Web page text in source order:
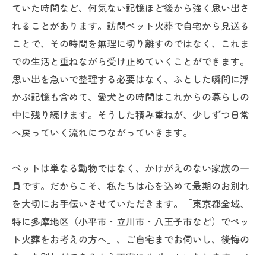
ていた時間など、何気ない記憶ほど後から強く思い出さ
れることがあります。訪問ペット火葬で自宅から見送る
ことで、その時間を無理に切り離すのではなく、これま
での生活と重ねながら受け止めていくことができます。
思い出を急いで整理する必要はなく、ふとした瞬間に浮
かぶ記憶も含めて、愛犬との時間はこれからの暮らしの
中に残り続けます。そうした積み重ねが、少しずつ日常
へ戻っていく流れにつながっていきます。
ペットは単なる動物ではなく、かけがえのない家族の一
員です。だからこそ、私たちは心を込めて最期のお別れ
を大切にお手伝いさせていただきます。「東京都全域、
特に多摩地区（小平市・立川市・八王子市など）でペッ
ト火葬をお考えの方へ」、ご自宅までお伺いし、後悔の